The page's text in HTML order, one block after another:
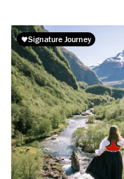
Signature Journey